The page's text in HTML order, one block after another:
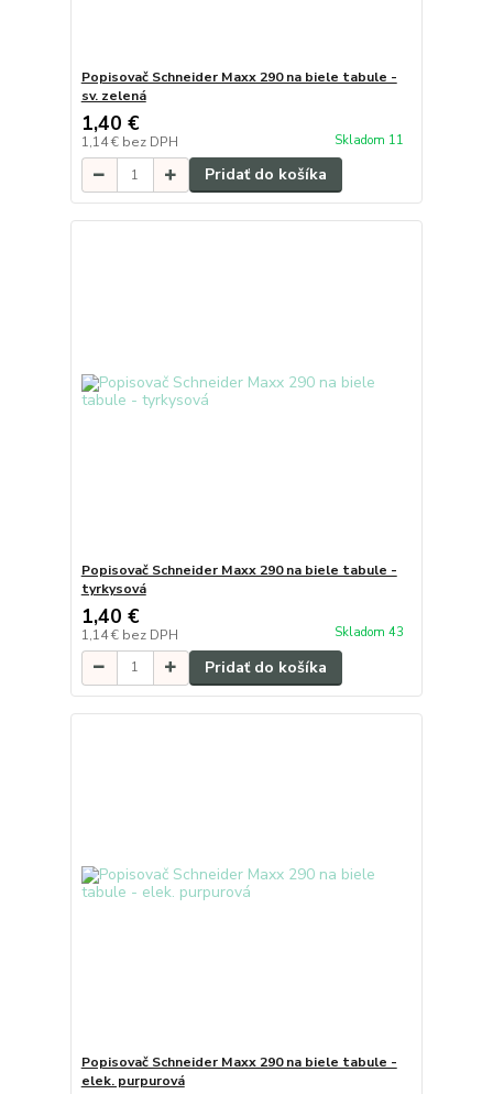
Popisovač Schneider Maxx 290 na biele tabule -
sv. zelená
1,40 €
1,14 € bez DPH Skladom 11
Pridať do košíka
Popisovač Schneider Maxx 290 na biele tabule -
tyrkysová
1,40 €
1,14 € bez DPH Skladom 43
Pridať do košíka
Popisovač Schneider Maxx 290 na biele tabule -
elek. purpurová